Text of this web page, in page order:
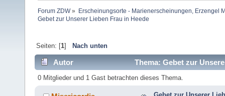
Forum ZDW»
Erscheinungsorte - Marienerscheinungen, Erzengel
Gebet zur Unserer Lieben Frau in Heede
Seiten: [1] Nach unten
Autor Thema: Gebet zur
0 Mitglieder und 1 Gast betrachten dieses Thema.